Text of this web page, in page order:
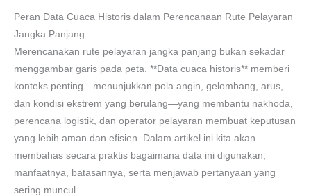
Peran Data Cuaca Historis dalam Perencanaan Rute Pelayaran
Jangka Panjang
Merencanakan rute pelayaran jangka panjang bukan sekadar
menggambar garis pada peta. **Data cuaca historis** memberi
konteks penting—menunjukkan pola angin, gelombang, arus,
dan kondisi ekstrem yang berulang—yang membantu nakhoda,
perencana logistik, dan operator pelayaran membuat keputusan
yang lebih aman dan efisien. Dalam artikel ini kita akan
membahas secara praktis bagaimana data ini digunakan,
manfaatnya, batasannya, serta menjawab pertanyaan yang
sering muncul.